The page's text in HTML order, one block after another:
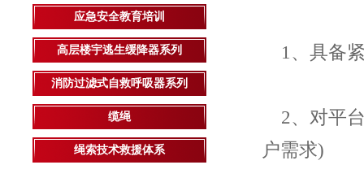
应急安全教育培训
高层楼宇逃生缓降器系列
消防过滤式自救呼吸器系列
缆绳
绳索技术救援体系
1、具备紧
2、对平台
户需求)